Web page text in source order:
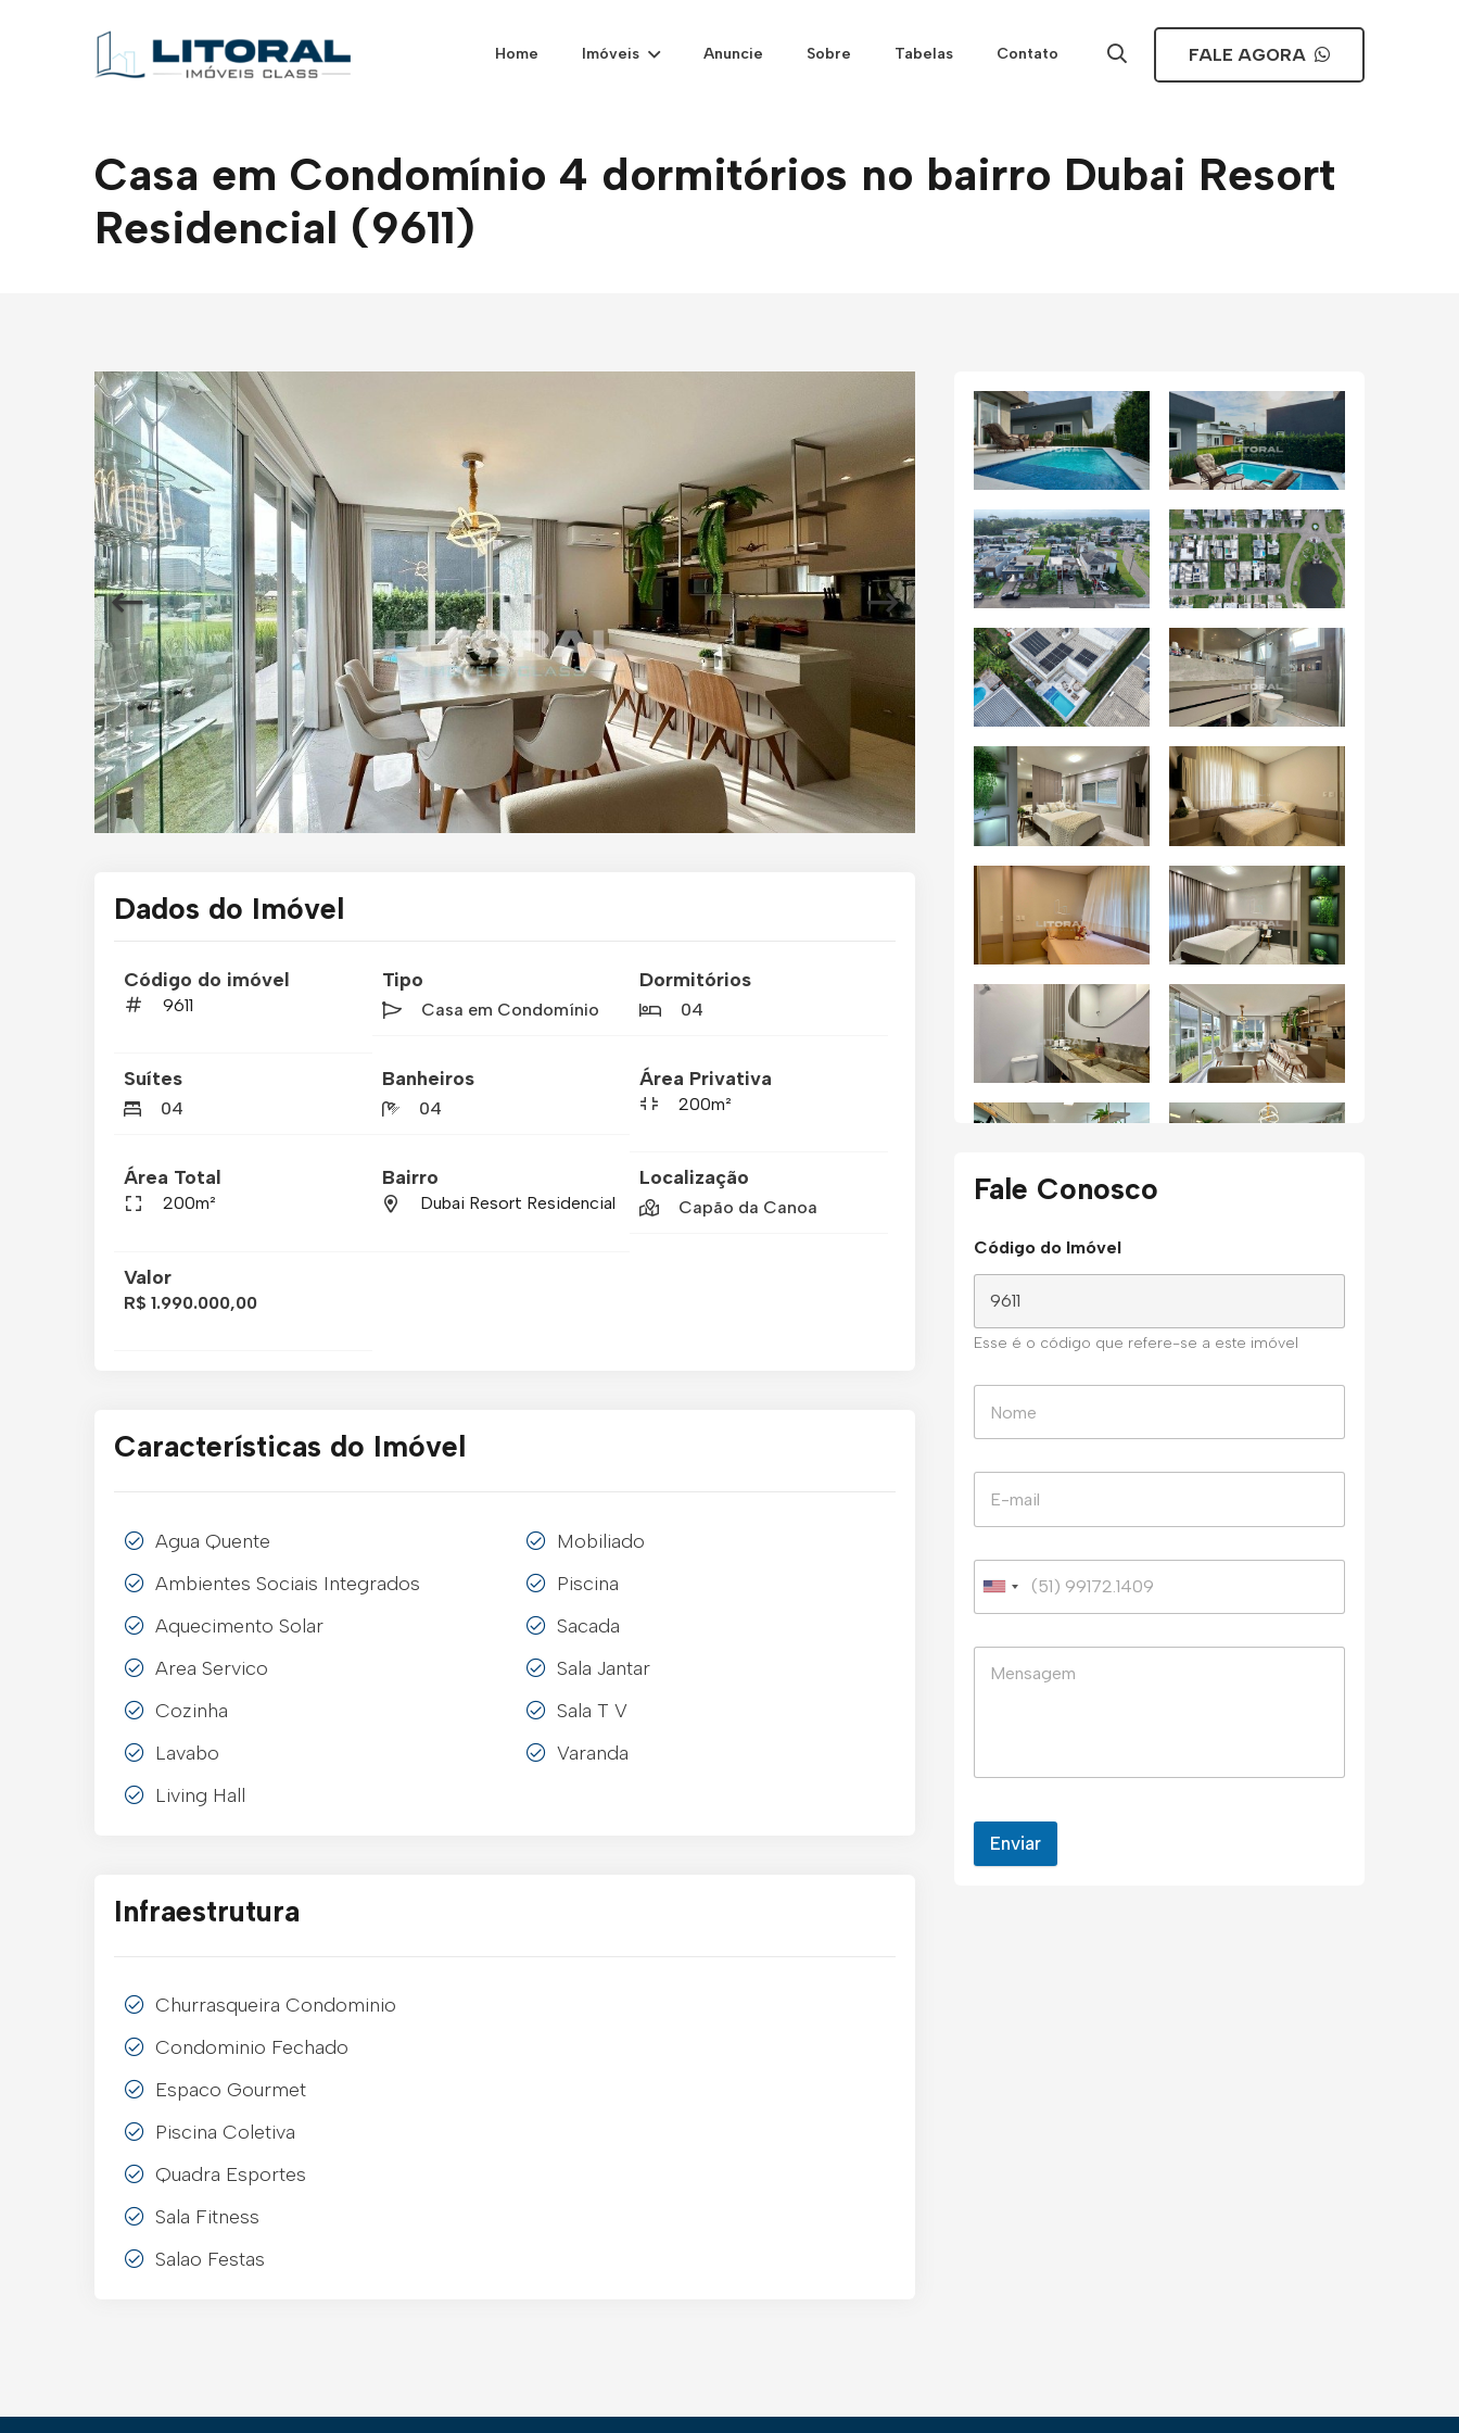
Home Imóveis Anuncie Sobre Tabelas Contato FALE AGORA
Casa em Condomínio 4 dormitórios no bairro Dubai Resort
Residencial (9611)
Dados do Imóvel
Código do imóvel
9611
Tipo
Casa em Condomínio
Dormitórios
04
Suítes
04
Banheiros
04
Área Privativa
200m²
Área Total
200m²
Bairro
Dubai Resort Residencial
Localização
Capão da Canoa
Valor
R$ 1.990.000,00
Características do Imóvel
Agua Quente
Ambientes Sociais Integrados
Aquecimento Solar
Area Servico
Cozinha
Lavabo
Living Hall
Mobiliado
Piscina
Sacada
Sala Jantar
Sala T V
Varanda
Infraestrutura
Churrasqueira Condominio
Condominio Fechado
Espaco Gourmet
Piscina Coletiva
Quadra Esportes
Sala Fitness
Salao Festas
Fale Conosco
Código do Imóvel
Esse é o código que refere-se a este imóvel
Enviar